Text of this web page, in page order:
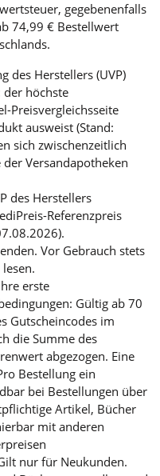
gegebenenfalls
74,99 € Bestellwert
des Herstellers (UVP)
der höchste
Preisvergleichsseite
ausweist (Stand:
sich zwischenzeitlich
Versandapotheken
des Herstellers
Referenzpreis
Vor Gebrauch stets
erste
Gültig ab 70
Gutscheincodes im
die Summe des
abgezogen. Eine
Bestellung ein
bei Bestellungen über
Artikel, Bücher
mit anderen
nur für Neukunden.